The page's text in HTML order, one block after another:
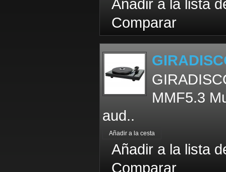
Añadir a la lista
Comparar
MMF5.3
aud..
Añadir a la lista
Comparar